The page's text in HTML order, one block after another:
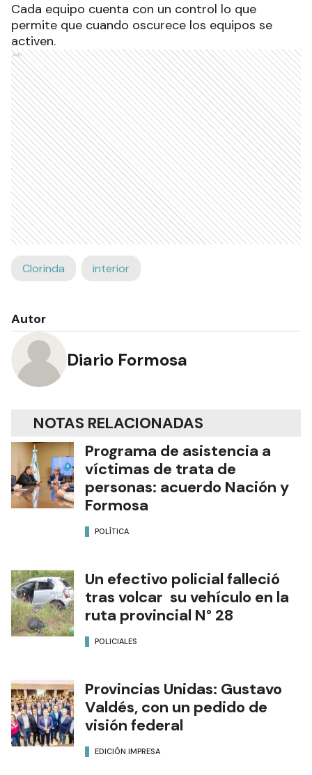
Cada equipo cuenta con un control lo que
permite que cuando oscurece los equipos se
activen.
Ads
Clorinda interior
Autor
Diario Formosa
NOTAS RELACIONADAS
Programa de asistencia a
víctimas de trata de
personas: acuerdo Nación y
Formosa
POLÍTICA
Un efectivo policial falleció
tras volcar su vehículo en la
ruta provincial N° 28
POLICIALES
Provincias Unidas: Gustavo
Valdés, con un pedido de
visión federal
EDICIÓN IMPRESA